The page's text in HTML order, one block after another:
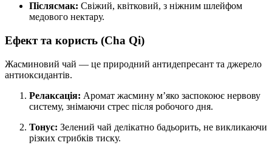
Післясмак: Свіжий, квітковий, з ніжним шлейфом
медового нектару.
Ефект та користь (Cha Qi)
Жасминовий чай — це природний антидепресант та джерело
антиоксидантів.
Релаксація: Аромат жасмину м’яко заспокоює нервову
систему, знімаючи стрес після робочого дня.
Тонус: Зелений чай делікатно бадьорить, не викликаючи
різких стрибків тиску.